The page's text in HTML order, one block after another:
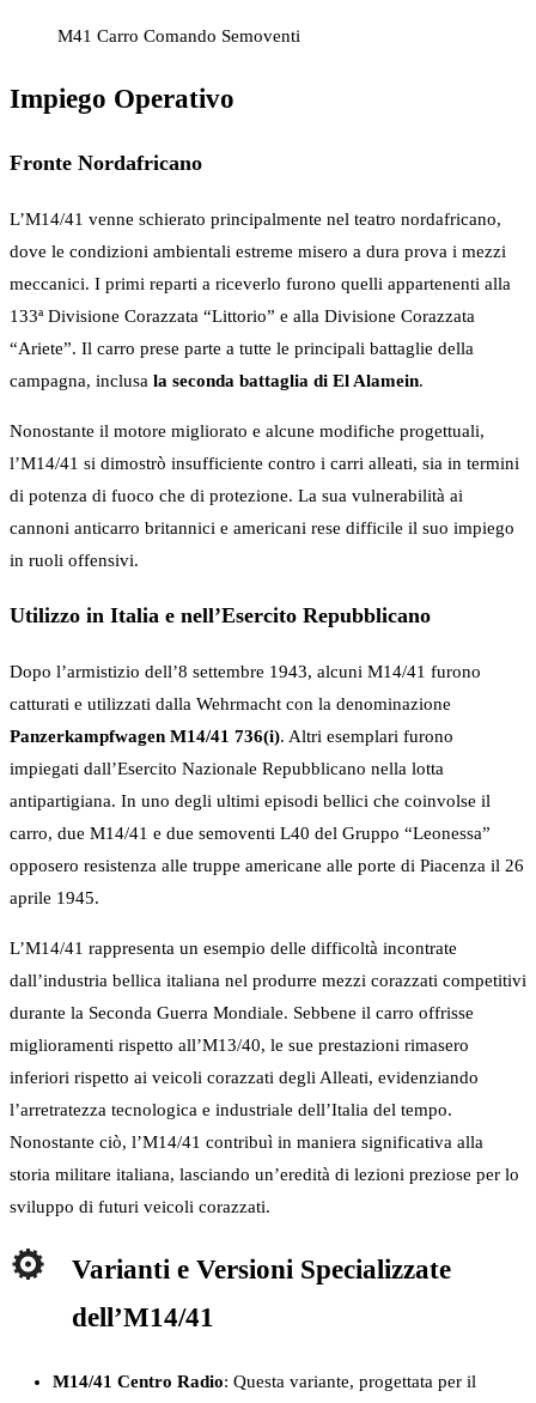
M41 Carro Comando Semoventi
Impiego Operativo
Fronte Nordafricano
L’M14/41 venne schierato principalmente nel teatro nordafricano,
dove le condizioni ambientali estreme misero a dura prova i mezzi
meccanici. I primi reparti a riceverlo furono quelli appartenenti alla
133ª Divisione Corazzata “Littorio” e alla Divisione Corazzata
“Ariete”. Il carro prese parte a tutte le principali battaglie della
campagna, inclusa la seconda battaglia di El Alamein.
Nonostante il motore migliorato e alcune modifiche progettuali,
l’M14/41 si dimostrò insufficiente contro i carri alleati, sia in termini
di potenza di fuoco che di protezione. La sua vulnerabilità ai
cannoni anticarro britannici e americani rese difficile il suo impiego
in ruoli offensivi.
Utilizzo in Italia e nell’Esercito Repubblicano
Dopo l’armistizio dell’8 settembre 1943, alcuni M14/41 furono
catturati e utilizzati dalla Wehrmacht con la denominazione
Panzerkampfwagen M14/41 736(i). Altri esemplari furono
impiegati dall’Esercito Nazionale Repubblicano nella lotta
antipartigiana. In uno degli ultimi episodi bellici che coinvolse il
carro, due M14/41 e due semoventi L40 del Gruppo “Leonessa”
opposero resistenza alle truppe americane alle porte di Piacenza il 26
aprile 1945.
L’M14/41 rappresenta un esempio delle difficoltà incontrate
dall’industria bellica italiana nel produrre mezzi corazzati competitivi
durante la Seconda Guerra Mondiale. Sebbene il carro offrisse
miglioramenti rispetto all’M13/40, le sue prestazioni rimasero
inferiori rispetto ai veicoli corazzati degli Alleati, evidenziando
l’arretratezza tecnologica e industriale dell’Italia del tempo.
Nonostante ciò, l’M14/41 contribuì in maniera significativa alla
storia militare italiana, lasciando un’eredità di lezioni preziose per lo
sviluppo di futuri veicoli corazzati.
Varianti e Versioni Specializzate
dell’M14/41
M14/41 Centro Radio: Questa variante, progettata per il